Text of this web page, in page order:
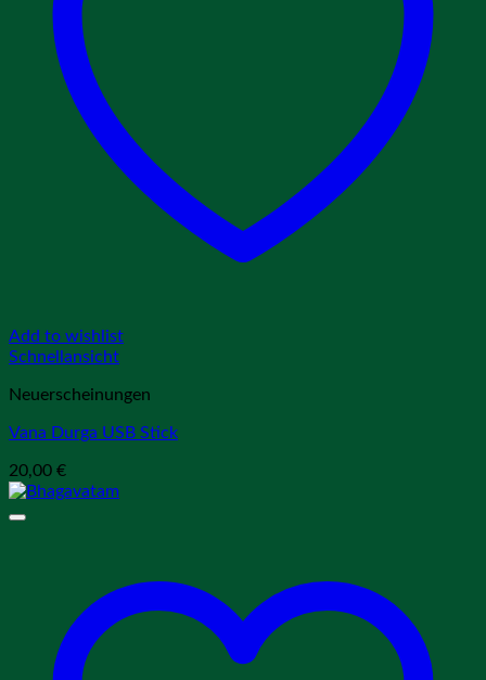
Add to wishlist
Schnellansicht
Neuerscheinungen
Vana Durga USB Stick
20,00 €